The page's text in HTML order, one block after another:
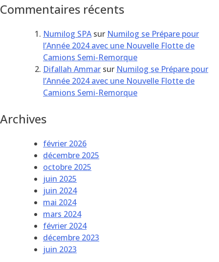
Commentaires récents
Numilog SPAsur Numilog se Prépare pour
l’Année 2024 avec une Nouvelle Flotte de
Camions Semi-Remorque
Difallah Ammar sur Numilog se Prépare pour
l’Année 2024 avec une Nouvelle Flotte de
Camions Semi-Remorque
Archives
février 2026
décembre 2025
octobre 2025
juin 2025
juin 2024
mai 2024
mars 2024
février 2024
décembre 2023
juin 2023